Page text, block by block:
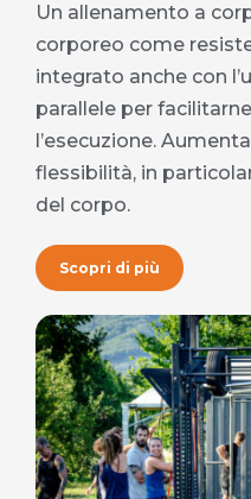
Un allenamento a
corporeo come
integrato anche con
parallele per
l’esecuzione.
flessibilità, in
del corpo.
Scopri di più